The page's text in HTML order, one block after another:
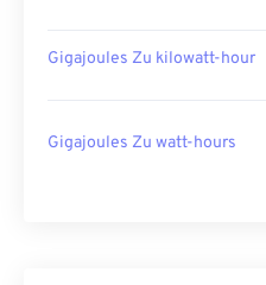
Gigajoules Zu kilowatt-hour
Gigajoules Zu watt-hours